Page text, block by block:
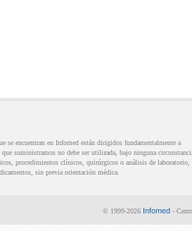
se encuentran en Infomed están dirigidos fundamentalmente a
suministramos no debe ser utilizada, bajo ninguna
procedimientos clínicos, quirúrgicos o análisis de laboratorio,
sin previa orientación médica.
© 1999-2026 Infomed -